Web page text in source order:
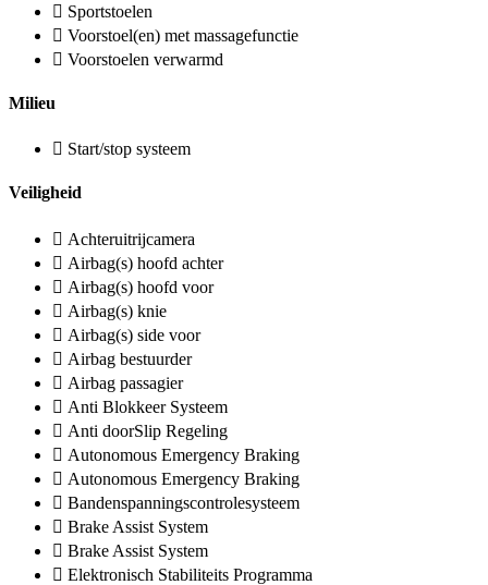
Sportstoelen
Voorstoel(en) met massagefunctie
Voorstoelen verwarmd
Milieu
Start/stop systeem
Veiligheid
Achteruitrijcamera
Airbag(s) hoofd achter
Airbag(s) hoofd voor
Airbag(s) knie
Airbag(s) side voor
Airbag bestuurder
Airbag passagier
Anti Blokkeer Systeem
Anti doorSlip Regeling
Autonomous Emergency Braking
Autonomous Emergency Braking
Bandenspanningscontrolesysteem
Brake Assist System
Brake Assist System
Elektronisch Stabiliteits Programma